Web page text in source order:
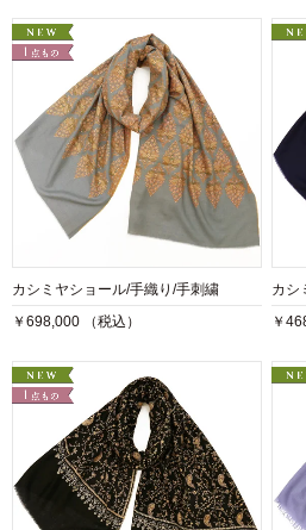
カシミヤショール/手織り/手刺繍
￥698,000 （税込）
カシ
￥